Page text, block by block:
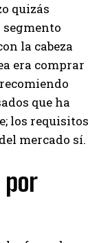
quizás
la cabeza
era comprar
que ha
los requisitos
mercado sí.
por